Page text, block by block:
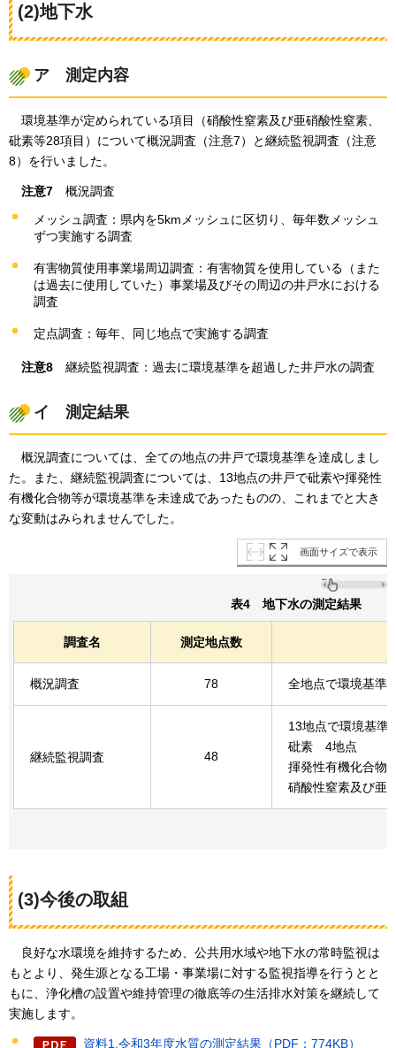
(2)地下水
ア 測定内容
環境基準が定められている項目（硝酸性窒素及び亜硝酸性窒素、
砒素等28項目）について概況調査（注意7）と継続監視調査（注意
8）を行いました。
注意7 概況調査
メッシュ調査：県内を5kmメッシュに区切り、毎年数メッシュ
ずつ実施する調査
有害物質使用事業場周辺調査：有害物質を使用している（また
は過去に使用していた）事業場及びその周辺の井戸水における
調査
定点調査：毎年、同じ地点で実施する調査
注意8 継続監視調査 ：過去に環境基準を超過した井戸水の調査
イ 測定結果
概況調査については、 全ての地点の井戸で環境基準を達成しまし
た。また、継続監視調査については、13地点の井戸で砒素や揮発性
有機化合物等が環境基準を未達成であったものの、これまでと大き
な変動はみられませんでした。
画面サイズで表示
表4 地下水の測定結果
調査名 測定地点数
概況調査 78 全地点で環境基準
継続監視調査 48
13地点で環境基準
砒素
4地点
揮発性有機化合物
硝酸性窒素及び亜
(3)今後の取組
良好な水環境を維持するため、公共用水域や地下水の常時監視は
もとより、発生源となる工場・事業場に対する監視指導を行うとと
もに、浄化槽の設置や維持管理の徹底等の生活排水対策を継続して
実施します。
資料1.令和3年度水質の測定結果（PDF：774KB）